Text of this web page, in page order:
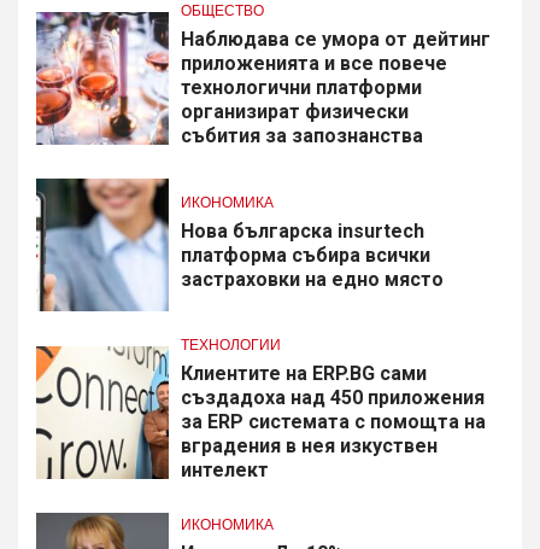
ОБЩЕСТВО
Наблюдава се умора от дейтинг
приложенията и все повече
технологични платформи
организират физически
събития за запознанства
ИКОНОМИКА
Нова българска insurtech
платформа събира всички
застраховки на едно място
ТЕХНОЛОГИИ
Клиентите на ERP.BG сами
създадоха над 450 приложения
за ERP системата с помощта на
вградения в нея изкуствен
интелект
ИКОНОМИКА